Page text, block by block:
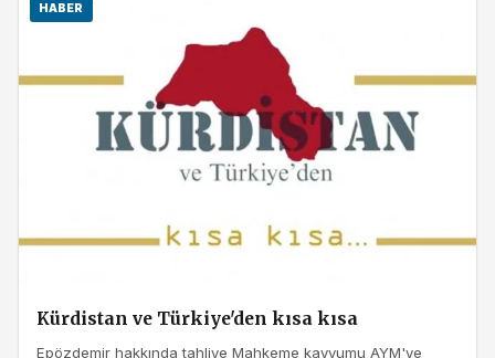
HABER
Kürdistan ve Türkiye'den kısa kısa
Epözdemir hakkında tahliye Mahkeme kayyumu AYM'ye